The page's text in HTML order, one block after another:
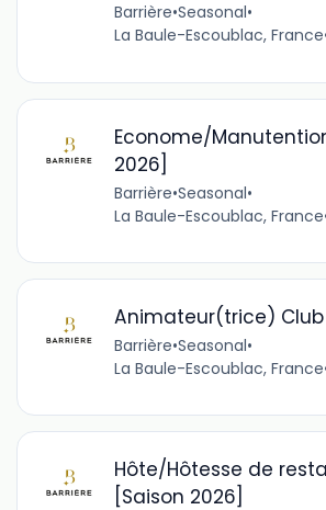
Barrière•Seasonal•
La Baule-Escoublac, France
Econome/
2026]
Barrière•Seasonal•
La Baule-Escoublac, France
Animateur(trice)
Barrière•Seasonal•
La Baule-Escoublac, France
Hôte/Hôtesse de
[Saison 2026]